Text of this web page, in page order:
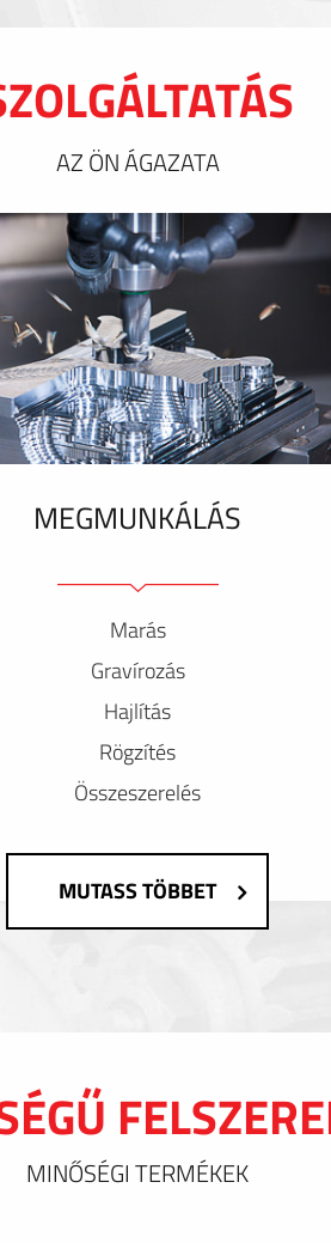
AZ ÖN ÁGAZATA
MEGMUNKÁLÁS
Marás
Gravírozás
Hajlítás
Rögzítés
Összeszerelés
MUTASS TÖBBET
MINŐSÉGI TERMÉKEK